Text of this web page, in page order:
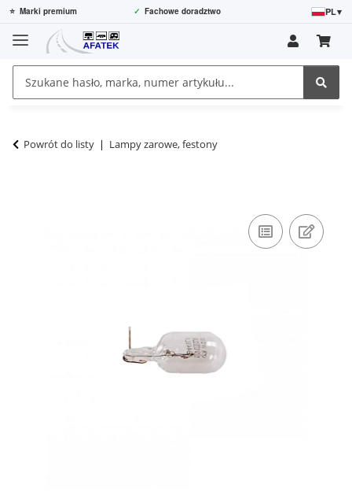
⭐ Marki premium ✓ Fachowe doradztwo PL▾
Powrót do listy Lampy zarowe, festony